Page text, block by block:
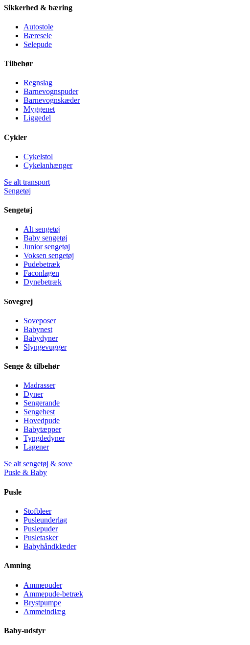
Sikkerhed & bæring
Autostole
Bæresele
Selepude
Tilbehør
Regnslag
Barnevognspuder
Barnevognskæder
Myggenet
Liggedel
Cykler
Cykelstol
Cykelanhænger
Se alt transport
Sengetøj
Sengetøj
Alt sengetøj
Baby sengetøj
Junior sengetøj
Voksen sengetøj
Pudebetræk
Faconlagen
Dynebetræk
Sovegrej
Soveposer
Babynest
Babydyner
Slyngevugger
Senge & tilbehør
Madrasser
Dyner
Sengerande
Sengehest
Hovedpude
Babytæpper
Tyngdedyner
Lagener
Se alt sengetøj & sove
Pusle & Baby
Pusle
Stofbleer
Pusleunderlag
Puslepuder
Pusletasker
Babyhåndklæder
Amning
Ammepuder
Ammepude-betræk
Brystpumpe
Ammeindlæg
Baby-udstyr